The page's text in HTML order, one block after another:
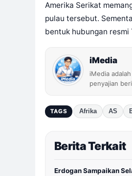
Amerika Serikat
pulau tersebut.
bentuk hubungan resmi
iMedia
iMedia
penyajian
TAGS Afrika AS
Berita Terkait
Erdogan Sampaikan